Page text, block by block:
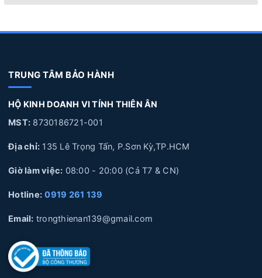
TRUNG TÂM BẢO HÀNH
HỘ KINH DOANH VI TÍNH THIÊN ÂN
MST: 8730186721-001
Địa chỉ: 135 Lê Trọng Tấn, P.Sơn Kỳ,TP.HCM
Giờ làm việc: 08:00 - 20:00 (Cả T7 & CN)
Hotline: 0919 261 139
Email: trongthienan139@gmail.com